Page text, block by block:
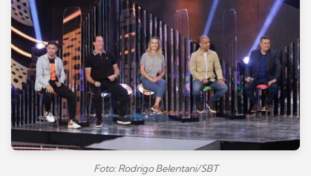
Foto: Rodrigo Belentani/SBT